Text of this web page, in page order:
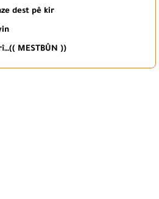
dest pê kir
MESTBÛN ))